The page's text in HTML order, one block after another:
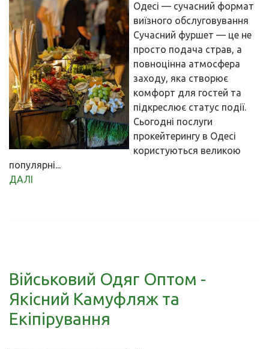
Одесі — сучасний формат
виїзного обслуговування
Сучасний фуршет — це не
просто подача страв, а
повноцінна атмосфера
заходу, яка створює
комфорт для гостей та
підкреслює статус події.
Сьогодні послуги
прокейтерингу в Одесі
користуються великою
популярні...
ДАЛІ
Військовий Одяг Оптом -
Якісний Камуфляж та
Екіпірування